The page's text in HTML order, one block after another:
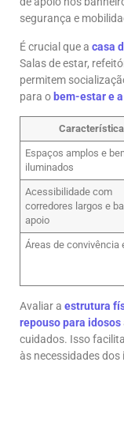
segurança e
É crucial que a casa
Salas de estar,
permitem
para o bem-estar e
Característica
Espaços amplos e
iluminados
Acessibilidade com
corredores largos e
apoio
Áreas de convivência
Avaliar a estrutura
repouso para idosos
cuidados. Isso
às necessidades dos